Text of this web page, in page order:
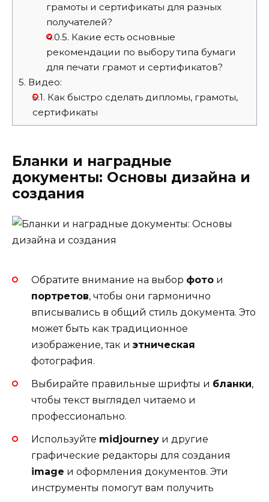
грамоты и сертификаты для разных
получателей?
4.0.5. Какие есть основные
рекомендации по выбору типа бумаги
для печати грамот и сертификатов?
5. Видео:
5.1. Как быстро сделать дипломы, грамоты,
сертификаты
Бланки и наградные
документы: Основы дизайна и
создания
Обратите внимание на выбор фото и
портретов, чтобы они гармонично
вписывались в общий стиль документа. Это
может быть как традиционное
изображение, так и этническая
фотография.
Выбирайте правильные шрифты и бланки,
чтобы текст выглядел читаемо и
профессионально.
Используйте midjourney и другие
графические редакторы для создания
image и оформления документов. Эти
инструменты помогут вам получить